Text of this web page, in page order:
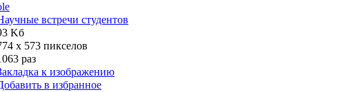
встречи студентов
Kб
x 573 пикселов
раз
к изображению
в избранное